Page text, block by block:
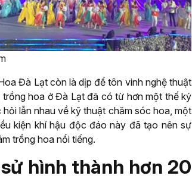
Đà Lạt còn là dịp để tôn vinh nghệ thuật
hoa ở Đà Lạt đã có từ hơn một thế kỷ
lẫn nhau về kỹ thuật chăm sóc hoa, một
kiện khí hậu độc đáo này đã tạo nên sự
trồng hoa nổi tiếng.
hình thành hơn 20